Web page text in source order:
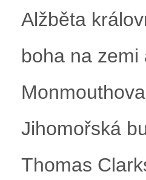
Alžběta
boha na
Jihomořská
Thomas